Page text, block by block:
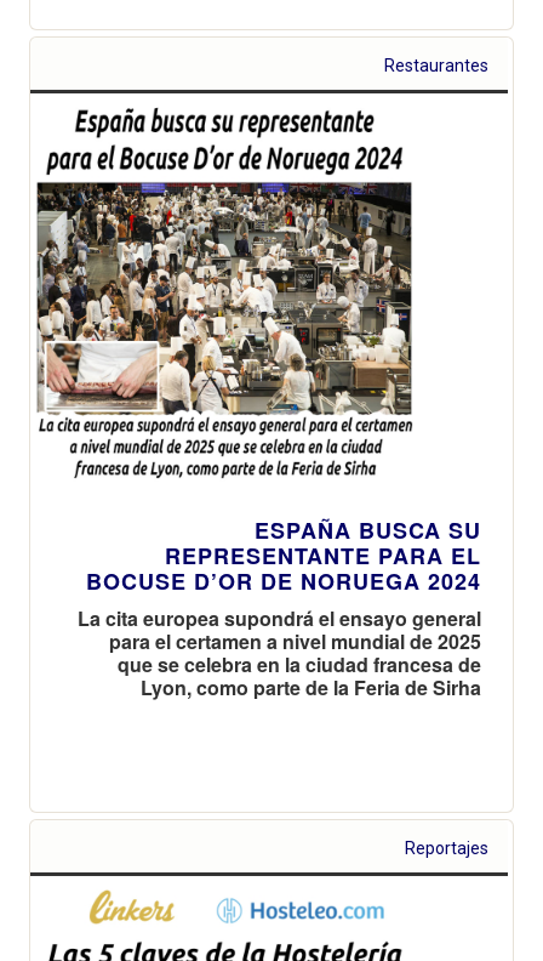
Restaurantes
ESPAÑA BUSCA SU
REPRESENTANTE PARA EL
BOCUSE D’OR DE NORUEGA 2024
La cita europea supondrá el ensayo general
para el certamen a nivel mundial de 2025
que se celebra en la ciudad francesa de
Lyon, como parte de la Feria de Sirha
Reportajes